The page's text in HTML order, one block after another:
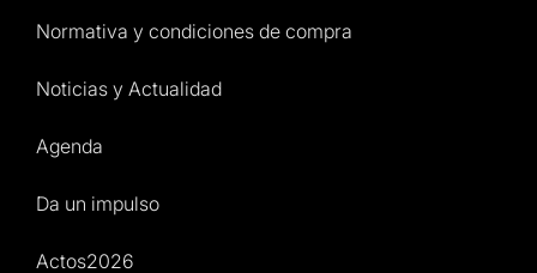
Normativa y condiciones de compra
Noticias y Actualidad
Agenda
Da un impulso
Actos2026